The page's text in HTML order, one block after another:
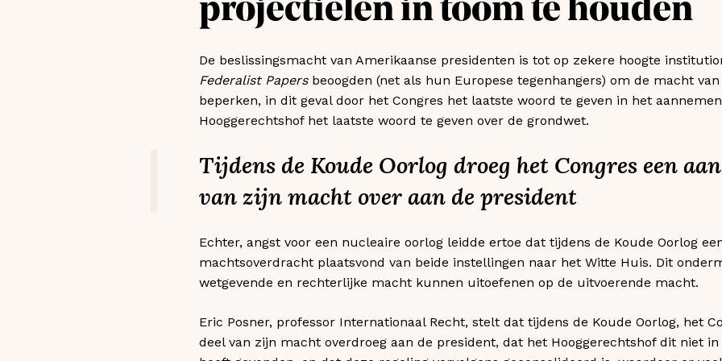
projectielen in toom te houden
De beslissingsmacht van Amerikaanse presidenten is tot op zekere hoogte
Federalist Papersbeoogden (net als hun Europese tegenhangers) om de macht
beperken, in dit geval door het Congres het laatste woord te geven in het
Hooggerechtshof het laatste woord te geven over de grondwet.
Tijdens de Koude Oorlog droeg het Congres een
van zijn macht over aan de president
Echter, angst voor een nucleaire oorlog leidde ertoe dat tijdens de Koude Oorlog
machtsoverdracht plaatsvond van beide instellingen naar het Witte Huis. Dit
wetgevende en rechterlijke macht kunnen uitoefenen op de uitvoerende macht.
Eric Posner, professor Internationaal Recht, stelt dat tijdens de Koude Oorlog, het
deel van zijn macht overdroeg aan de president, dat het Hooggerechtshof dit niet